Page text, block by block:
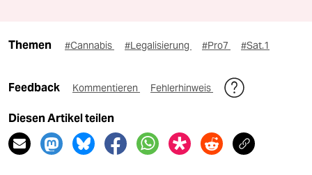
Themen #Cannabis #Legalisierung #Pro7 #Sat.1
Feedback Kommentieren Fehlerhinweis
Diesen Artikel teilen